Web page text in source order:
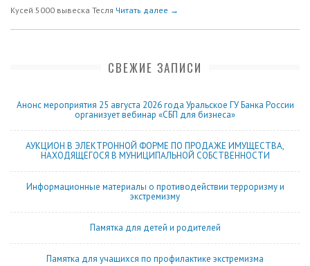
Кусей 5000 вывеска Тесля Читать далее →
СВЕЖИЕ ЗАПИСИ
Анонс мероприятия 25 августа 2026 года Уральское ГУ Банка России
организует вебинар «СБП для бизнеса»
АУКЦИОН В ЭЛЕКТРОННОЙ ФОРМЕ ПО ПРОДАЖЕ ИМУЩЕСТВА,
НАХОДЯЩЕГОСЯ В МУНИЦИПАЛЬНОЙ СОБСТВЕННОСТИ
Информационные материалы о противодействии терроризму и
экстремизму
Памятка для детей и родителей
Памятка для учащихся по профилактике экстремизма